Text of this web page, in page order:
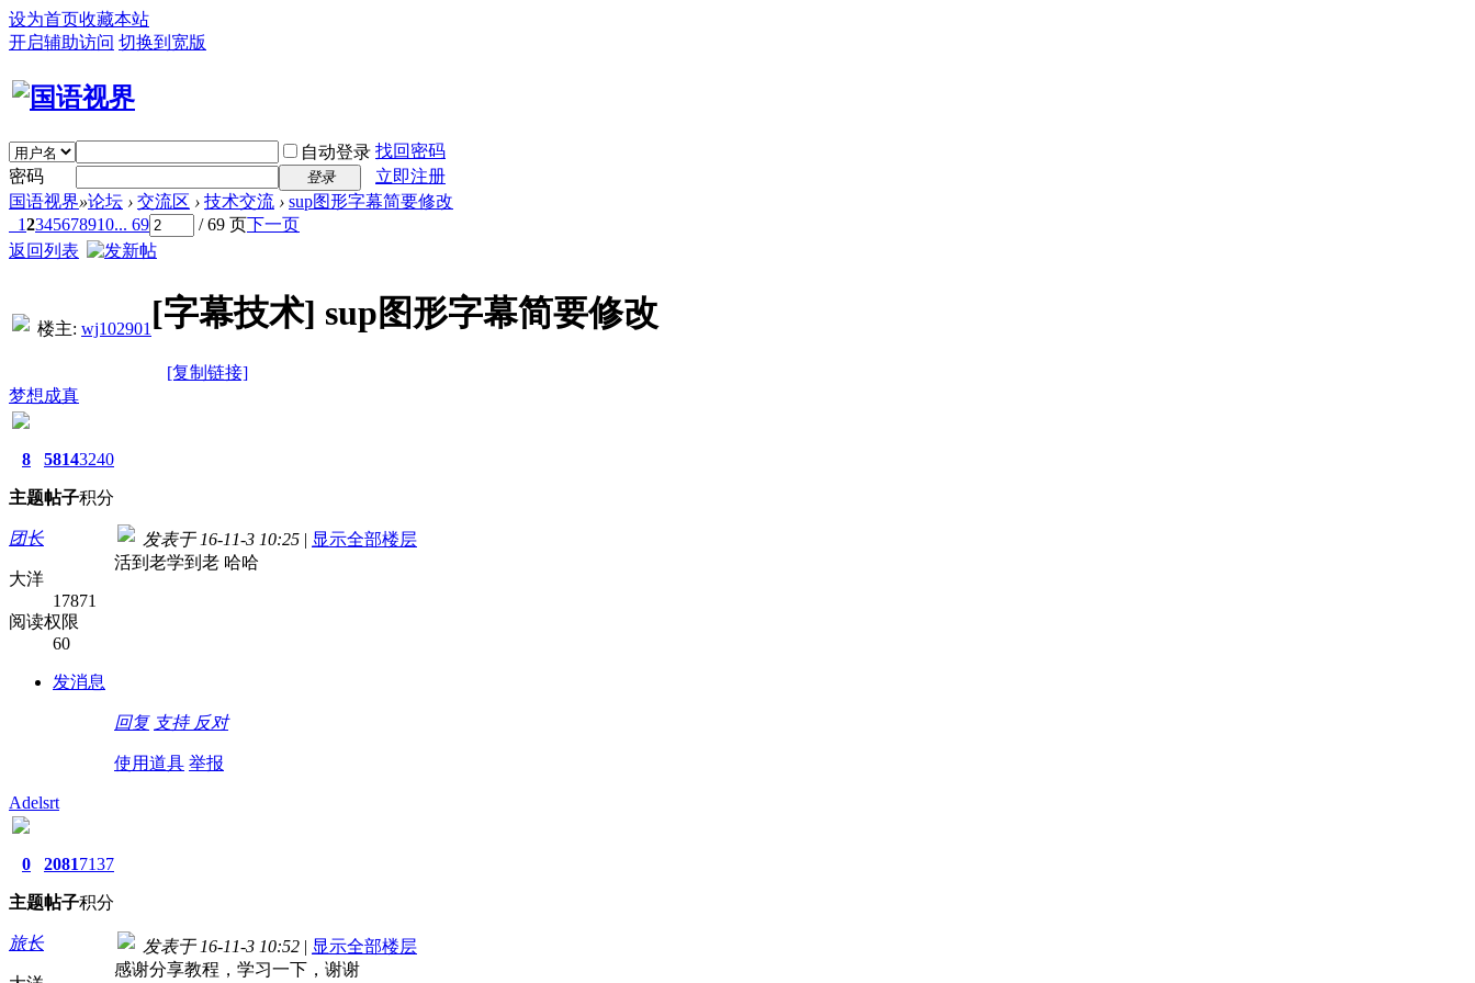
设为首页收藏本站
开启辅助访问 切换到宽版
自动登录 找回密码
密码
登录
立即注册
国语视界»论坛 › 交流区 › 技术交流 › sup图形字幕简要修改
12345678910... 69 / 69 页下一页
返回列表
楼主: wj102901 [字幕技术] sup图形字幕简要修改
[复制链接]
梦想成真
8
主题
5814
帖子
3240
积分
团长
大洋
17871
阅读权限
60
发消息
发表于 16-11-3 10:25 | 显示全部楼层
活到老学到老 哈哈
回复 支持 反对
使用道具 举报
Adelsrt
0
主题
2081
帖子
7137
积分
旅长 发表于 16-11-3 10:52 | 显示全部楼层
感谢分享教程，学习一下，谢谢